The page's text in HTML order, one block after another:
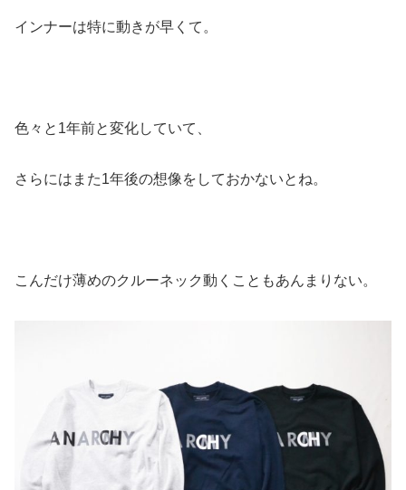
インナーは特に動きが早くて。
色々と1年前と変化していて、
さらにはまた1年後の想像をしておかないとね。
こんだけ薄めのクルーネック動くこともあんまりない。